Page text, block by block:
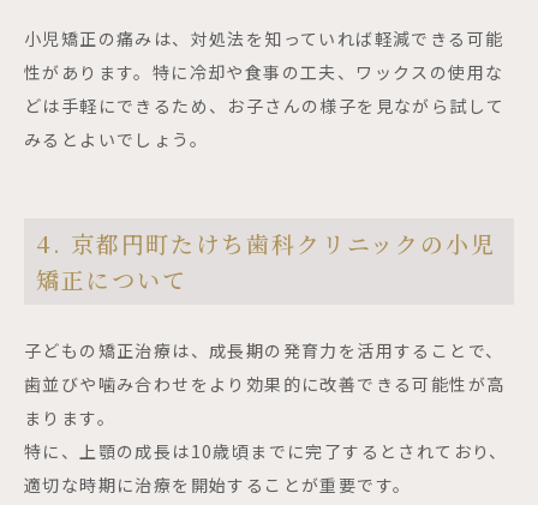
小児矯正の痛みは、対処法を知っていれば軽減できる可能
性があります。特に冷却や食事の工夫、ワックスの使用な
どは手軽にできるため、お子さんの様子を見ながら試して
みるとよいでしょう。
4. 京都円町たけち歯科クリニックの小児
矯正について
子どもの矯正治療は、成長期の発育力を活用することで、
歯並びや噛み合わせをより効果的に改善できる可能性が高
まります。
特に、上顎の成長は10歳頃までに完了するとされており、
適切な時期に治療を開始することが重要です。